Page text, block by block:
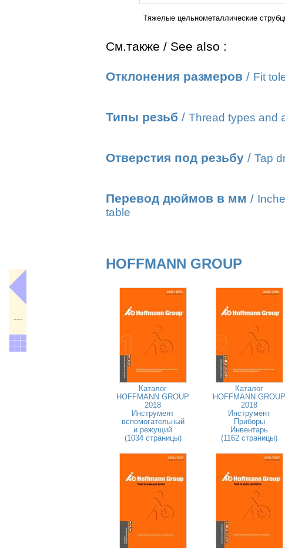
Тяжелые цельнометаллические
См.также / See also :
Отклонения размеров / Fit
Типы резьб / Thread types and
Отверстия под резьбу / Tap
Перевод дюймов в мм /
table
HOFFMANN GROUP
Каталог
HOFFMANN GROUP
2018
Инструмент
вспомогательный
и режущий
(1034 страницы)
Каталог
HOFFMANN GROUP
2018
Инструмент
Приборы
Инвентарь
(1162 страницы)
---